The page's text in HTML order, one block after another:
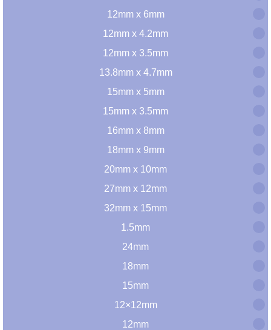
12mm x 6mm
12mm x 4.2mm
12mm x 3.5mm
13.8mm x 4.7mm
15mm x 5mm
15mm x 3.5mm
16mm x 8mm
18mm x 9mm
20mm x 10mm
27mm x 12mm
32mm x 15mm
1.5mm
24mm
18mm
15mm
12×12mm
12mm